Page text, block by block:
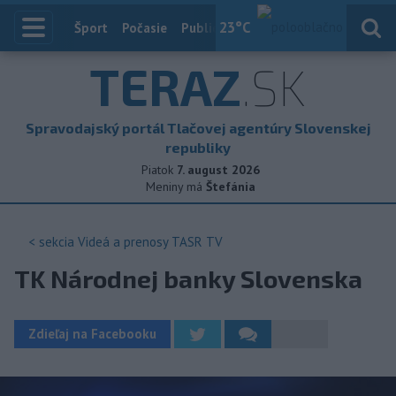
23°C
Index
Šport Počasie Publicistika
TERAZ.SK
Spravodajský portál Tlačovej agentúry Slovenskej
republiky
Piatok 7. august 2026
Meniny má Štefánia
< sekcia Videá a prenosy TASR TV
TK Národnej banky Slovenska
Zdieľaj na Facebooku